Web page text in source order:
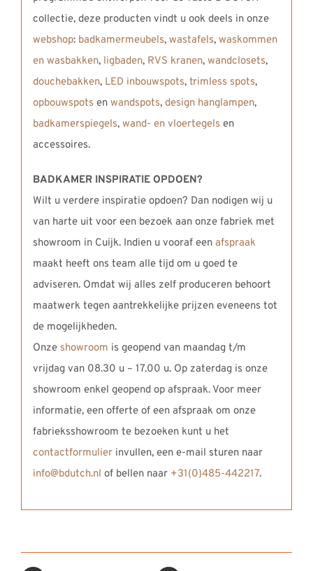
collectie, deze producten vindt u ook deels in onze
webshop: badkamermeubels, wastafels, waskommen
en wasbakken, ligbaden, RVS kranen, wandclosets,
douchebakken, LED inbouwspots, trimless spots,
opbouwspots en wandspots, design hanglampen,
badkamerspiegels, wand- en vloertegels en
accessoires.
BADKAMER INSPIRATIE OPDOEN?
Wilt u verdere inspiratie opdoen? Dan nodigen wij u
van harte uit voor een bezoek aan onze fabriek met
showroom in Cuijk. Indien u vooraf een afspraak
maakt heeft ons team alle tijd om u goed te
adviseren. Omdat wij alles zelf produceren behoort
maatwerk tegen aantrekkelijke prijzen eveneens tot
de mogelijkheden.
Onze showroom is geopend van maandag t/m
vrijdag van 08.30 u – 17.00 u. Op zaterdag is onze
showroom enkel geopend op afspraak. Voor meer
informatie, een offerte of een afspraak om onze
fabrieksshowroom te bezoeken kunt u het
contactformulierinvullen, een e-mail sturen naar
info@bdutch.nl of bellen naar +31(0)485-442217.